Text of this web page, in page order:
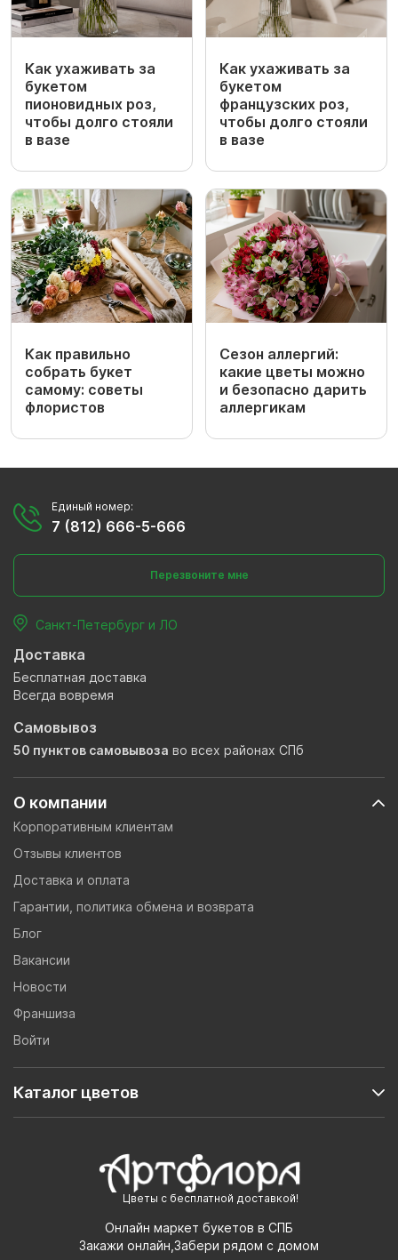
Как ухаживать за
букетом
пионовидных роз,
чтобы долго стояли
в вазе
Как ухаживать за
букетом
французских роз,
чтобы долго стояли
в вазе
Как правильно
собрать букет
самому: советы
флористов
Сезон аллергий:
какие цветы можно
и безопасно дарить
аллергикам
Цветы с бесплатной доставкой!
Онлайн маркет букетов в СПБ
Закажи онлайн,Забери рядом с домом
О компании
Корпоративным клиентам
Отзывы клиентов
Доставка и оплата
Гарантии, политика обмена и возврата
Блог
Вакансии
Новости
Франшиза
Войти
Каталог цветов
Единый номер:
7 (812) 666-5-666
Перезвоните мне
Санкт-Петербург и ЛО
Доставка
Бесплатная доставка
Всегда вовремя
Самовывоз
50 пунктов самовывоза во всех районах СПб